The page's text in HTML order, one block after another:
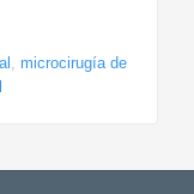
, microcirugía de